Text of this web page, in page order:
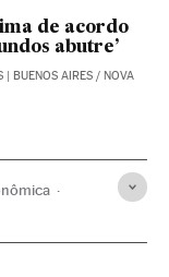
de acordo
abutre’
| BUENOS AIRES / NOVA